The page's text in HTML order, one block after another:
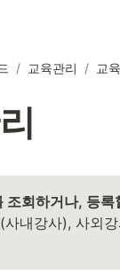
/ 교육관리 / 교
내강사), 사외